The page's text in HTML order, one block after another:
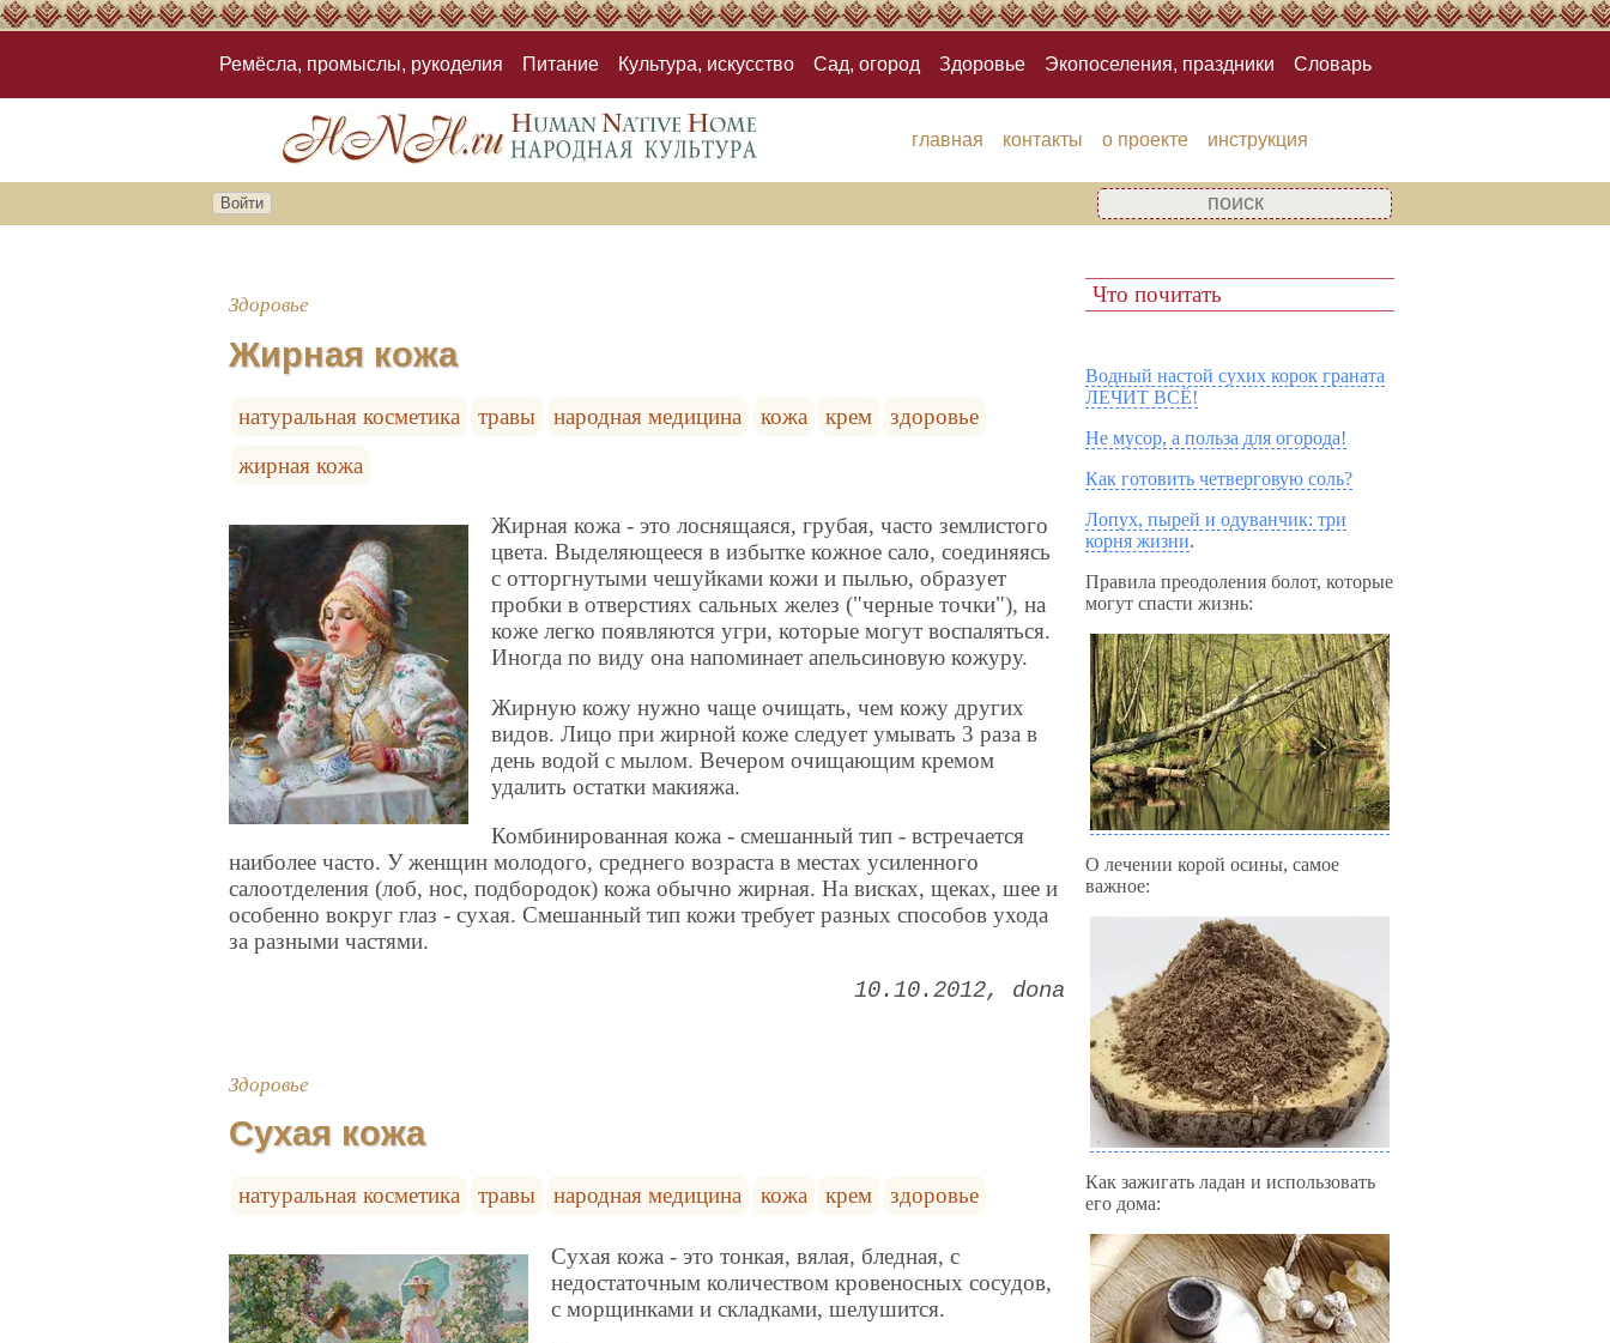
Ремёсла, промыслы, рукоделия Питание Культура, искусство Сад, огород Здоровье Экопоселения, праздники Словарь
главная контакты о проекте инструкция
Войти
Здоровье
Жирная кожа
натуральная косметика травы народная медицина кожа крем
здоровье
жирная кожа
Жирная кожа - это лоснящаяся, грубая, часто землистого
цвета. Выделяющееся в избытке кожное сало, соединяясь
с отторгнутыми чешуйками кожи и пылью, образует
пробки в отверстиях сальных желез ("черные точки"), на
коже легко появляются угри, которые могут воспаляться.
Иногда по виду она напоминает апельсиновую кожуру.
Жирную кожу нужно чаще очищать, чем кожу других
видов. Лицо при жирной коже следует умывать 3 раза в
день водой с мылом. Вечером очищающим кремом
удалить остатки макияжа.
Комбинированная кожа - смешанный тип - встречается
наиболее часто. У женщин молодого, среднего возраста в местах усиленного
салоотделения (лоб, нос, подбородок) кожа обычно жирная. На висках, щеках, шее и
особенно вокруг глаз - сухая. Смешанный тип кожи требует разных способов ухода
за разными частями.
10.10.2012 dona
Здоровье
Сухая кожа
натуральная косметика травы народная медицина кожа крем здоровье
Сухая кожа - это тонкая, вялая, бледная, с
недостаточным количеством кровеносных сосудов,
с морщинками и складками, шелушится.
Что почитать
Водный настой сухих корок граната
ЛЕЧИТ ВСЁ!
Не мусор, а польза для огорода!
Как готовить четверговую соль?
Лопух, пырей и одуванчик: три
корня жизни.
Правила преодоления болот, которые
могут спасти жизнь:
О лечении корой осины, самое
важное:
Как зажигать ладан и использовать
его дома: